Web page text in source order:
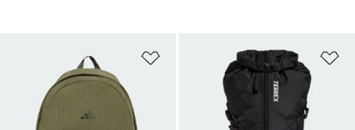
Dodaj do listy życzeń